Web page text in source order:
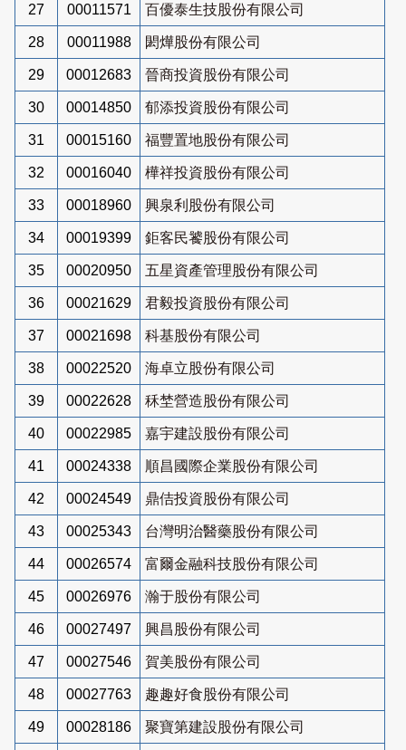
27 00011571 百優泰生技股份有限公司
28 00011988 閎燁股份有限公司
29 00012683 晉商投資股份有限公司
30 00014850 郁添投資股份有限公司
31 00015160 福豐置地股份有限公司
32 00016040 樺祥投資股份有限公司
33 00018960 興泉利股份有限公司
34 00019399 鉅客民饕股份有限公司
35 00020950 五星資產管理股份有限公司
36 00021629 君毅投資股份有限公司
37 00021698 科基股份有限公司
38 00022520 海卓立股份有限公司
39 00022628 秝埜營造股份有限公司
40 00022985 嘉宇建設股份有限公司
41 00024338 順昌國際企業股份有限公司
42 00024549 鼎佶投資股份有限公司
43 00025343 台灣明治醫藥股份有限公司
44 00026574 富爾金融科技股份有限公司
45 00026976 瀚于股份有限公司
46 00027497 興昌股份有限公司
47 00027546 賀美股份有限公司
48 00027763 趣趣好食股份有限公司
49 00028186 聚寶第建設股份有限公司